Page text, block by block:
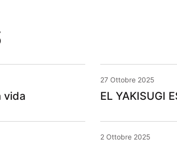
vida
27 Ottobre 2025
EL YAKISUGI
2 Ottobre 2025